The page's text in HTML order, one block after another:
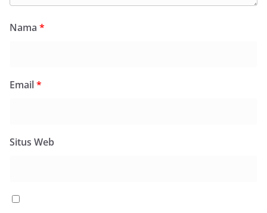
Nama *
Email*
Situs Web